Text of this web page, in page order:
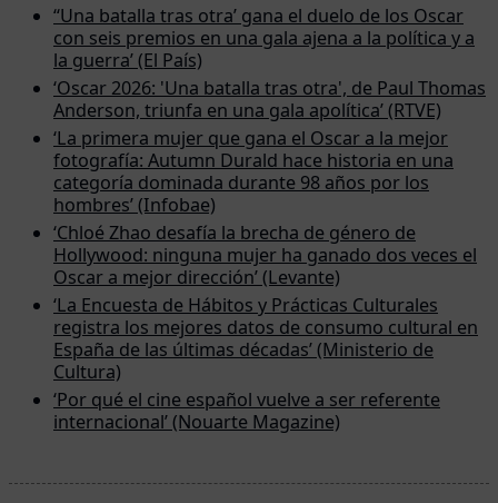
‘‘Una batalla tras otra’ gana el duelo de los Oscar
con seis premios en una gala ajena a la política y a
la guerra’ (El País)
‘Oscar 2026: 'Una batalla tras otra', de Paul Thomas
Anderson, triunfa en una gala apolítica’ (RTVE)
‘La primera mujer que gana el Oscar a la mejor
fotografía: Autumn Durald hace historia en una
categoría dominada durante 98 años por los
hombres’ (Infobae)
‘Chloé Zhao desafía la brecha de género de
Hollywood: ninguna mujer ha ganado dos veces el
Oscar a mejor dirección’ (Levante)
‘La Encuesta de Hábitos y Prácticas Culturales
registra los mejores datos de consumo cultural en
España de las últimas décadas’ (Ministerio de
Cultura)
‘Por qué el cine español vuelve a ser referente
internacional’ (Nouarte Magazine)